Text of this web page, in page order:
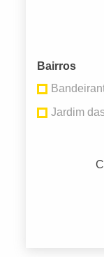
Bairros
Jardim